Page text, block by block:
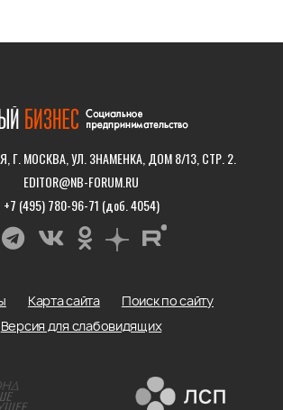
Г. МОСКВА, УЛ. ЗНАМЕНКА, ДОМ 8/13, СТР. 2.
EDITOR@NB-FORUM.RU
+7 (495) 780-96-71 (доб. 4054)
Карта сайта
Поиск по сайту
Версия для слабовидящих